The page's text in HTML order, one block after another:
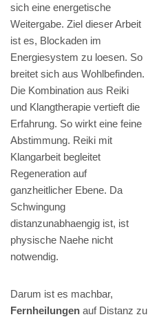
sich eine energetische
Weitergabe. Ziel dieser Arbeit
ist es, Blockaden im
Energiesystem zu loesen. So
breitet sich aus Wohlbefinden.
Die Kombination aus Reiki
und Klangtherapie vertieft die
Erfahrung. So wirkt eine feine
Abstimmung. Reiki mit
Klangarbeit begleitet
Regeneration auf
ganzheitlicher Ebene. Da
Schwingung
distanzunabhaengig ist, ist
physische Naehe nicht
notwendig.
Darum ist es machbar,
Fernheilungen auf Distanz zu